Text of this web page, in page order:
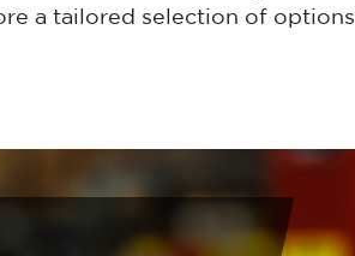
a tailored selection of options
Wir nutzen Ihre
von Ihnen
Produkte und
wie Sie von uns